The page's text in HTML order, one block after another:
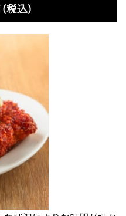
税込）